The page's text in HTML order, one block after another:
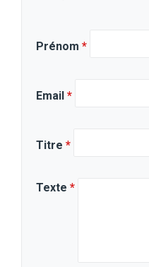
Prénom *
Email *
Titre *
Texte *